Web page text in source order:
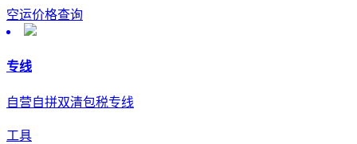
空运价格查询
专线
自营自拼双清包税专线
工具